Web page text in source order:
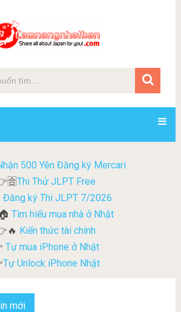
500 Yên Đăng ký Mercari
Thi Thử JLPT Free
Đăng ký Thi JLPT 7/2026
Tìm hiểu mua nhà ở Nhật
Kiến thức tài chính
Tự mua iPhone ở Nhật
Tự Unlock iPhone Nhật
mới